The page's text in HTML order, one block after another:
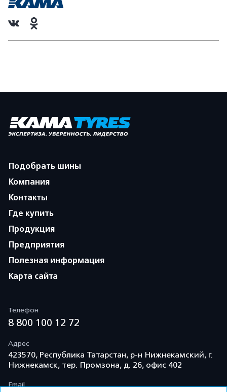
Подобрать шины
Компания
Контакты
Где купить
Продукция
Предприятия
Полезная информация
Карта сайта
Телефон
8 800 100 12 72
Адрес
423570, Республика Татарстан, р-н Нижнекамский, г.
Нижнекамск, тер. Промзона, д. 26, офис 402
Email